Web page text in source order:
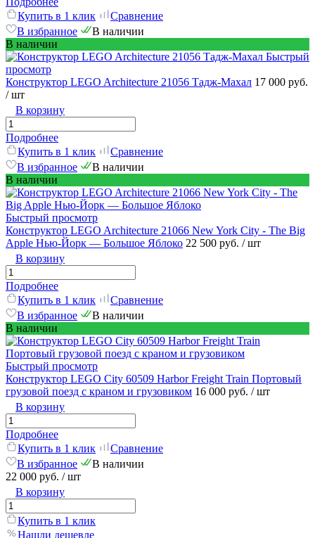
Купить в 1 клик
Сравнение
В избранное
В наличии
В наличии
Быстрый
просмотр
Конструктор LEGO Architecture 21056 Тадж-Махал 17 000 руб.
/ шт
В корзину
Подробнее
Купить в 1 клик
Сравнение
В избранное
В наличии
В наличии
Быстрый просмотр
Конструктор LEGO Architecture 21066 New York City - The Big
Apple Нью-Йорк — Большое Яблоко 22 500 руб. / шт
В корзину
Подробнее
Купить в 1 клик
Сравнение
В избранное
В наличии
В наличии
Быстрый просмотр
Конструктор LEGO City 60509 Harbor Freight Train Портовый
грузовой поезд с краном и грузовиком 16 000 руб. / шт
В корзину
Подробнее
Купить в 1 клик
Сравнение
В избранное
В наличии
22 000 руб. / шт
В корзину
Купить в 1 клик
Нашли дешевле